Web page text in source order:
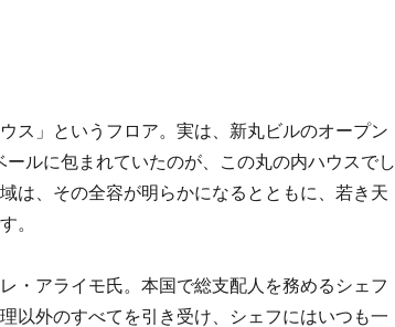
ス」というフロア。実は、新丸ビルのオープン
ルに包まれていたのが、この丸の内ハウスでし
は、その全容が明らかになるとともに、若き天
。
・アライモ氏。本国で総支配人を務めるシェフ
以外のすべてを引き受け、シェフにはいつも一